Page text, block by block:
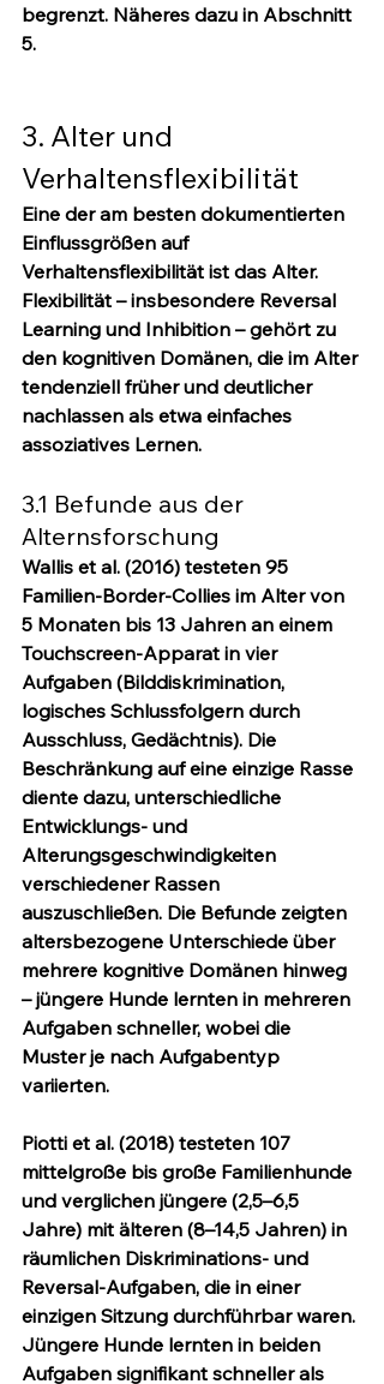
begrenzt. Näheres dazu in Abschnitt
5.
3. Alter und
Verhaltensflexibilität
Eine der am besten dokumentierten
Einflussgrößen auf
Verhaltensflexibilität ist das Alter.
Flexibilität – insbesondere Reversal
Learning und Inhibition – gehört zu
den kognitiven Domänen, die im Alter
tendenziell früher und deutlicher
nachlassen als etwa einfaches
assoziatives Lernen.
3.1 Befunde aus der
Alternsforschung
Wallis et al. (2016) testeten 95
Familien-Border-Collies im Alter von
5 Monaten bis 13 Jahren an einem
Touchscreen-Apparat in vier
Aufgaben (Bilddiskrimination,
logisches Schlussfolgern durch
Ausschluss, Gedächtnis). Die
Beschränkung auf eine einzige Rasse
diente dazu, unterschiedliche
Entwicklungs- und
Alterungsgeschwindigkeiten
verschiedener Rassen
auszuschließen. Die Befunde zeigten
altersbezogene Unterschiede über
mehrere kognitive Domänen hinweg
– jüngere Hunde lernten in mehreren
Aufgaben schneller, wobei die
Muster je nach Aufgabentyp
variierten.
Piotti et al. (2018) testeten 107
mittelgroße bis große Familienhunde
und verglichen jüngere (2,5–6,5
Jahre) mit älteren (8–14,5 Jahren) in
räumlichen Diskriminations- und
Reversal-Aufgaben, die in einer
einzigen Sitzung durchführbar waren.
Jüngere Hunde lernten in beiden
Aufgaben signifikant schneller als